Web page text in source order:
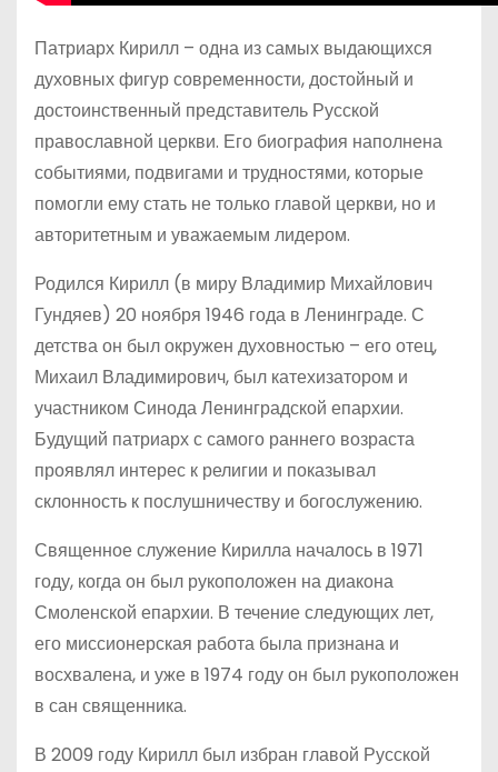
Патриарх Кирилл – одна из самых выдающихся
духовных фигур современности, достойный и
достоинственный представитель Русской
православной церкви. Его биография наполнена
событиями, подвигами и трудностями, которые
помогли ему стать не только главой церкви, но и
авторитетным и уважаемым лидером.
Родился Кирилл (в миру Владимир Михайлович
Гундяев) 20 ноября 1946 года в Ленинграде. С
детства он был окружен духовностью – его отец,
Михаил Владимирович, был катехизатором и
участником Синода Ленинградской епархии.
Будущий патриарх с самого раннего возраста
проявлял интерес к религии и показывал
склонность к послушничеству и богослужению.
Священное служение Кирилла началось в 1971
году, когда он был рукоположен на диакона
Смоленской епархии. В течение следующих лет,
его миссионерская работа была признана и
восхвалена, и уже в 1974 году он был рукоположен
в сан священника.
В 2009 году Кирилл был избран главой Русской